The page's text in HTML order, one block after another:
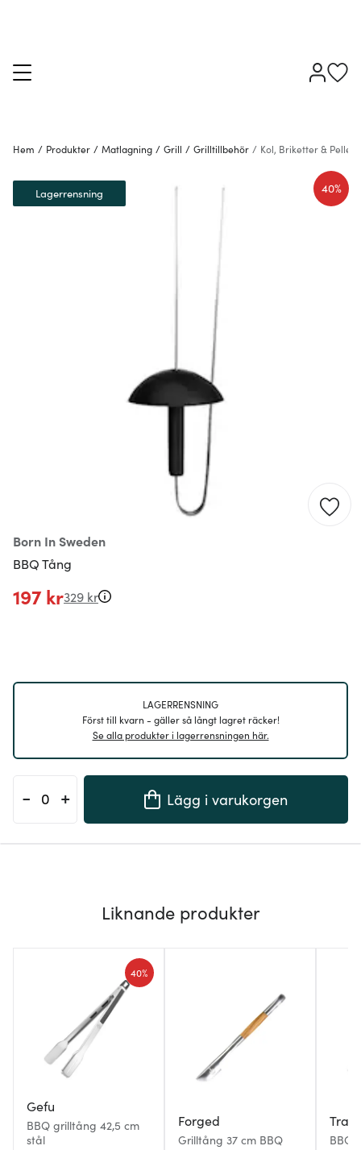
Hem / Produkter / Matlagning / Grill / Grilltillbehör / Kol, Briketter & Pellets
Born In Sweden
BBQ Tång
40%
Lagerrensning
197 kr329 kr
LAGERRENSNING
Först till kvarn - gäller så långt lagret räcker!
Se alla produkter i lagerrensningen här.
- + Lägg i varukorgen
Liknande produkter
Gefu
BBQ grilltång 42,5 cm
stål
40%
Forged
Grilltång 37 cm BBQ
BBQ